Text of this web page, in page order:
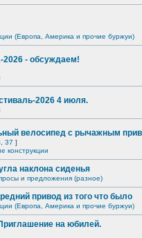
(Европа, Америка и прочие буржуи)
- обсуждаем!
2026 4 июля.
велосипед с рычажным
37 ]
конструкции
наклона сиденья
и предложения (разное)
привод из того что было
(Европа, Америка и прочие буржуи)
на юбилей.